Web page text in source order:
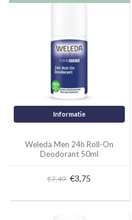
Informatie
Weleda Men 24h Roll-On
Deodorant 50ml
€7,49 €3,75